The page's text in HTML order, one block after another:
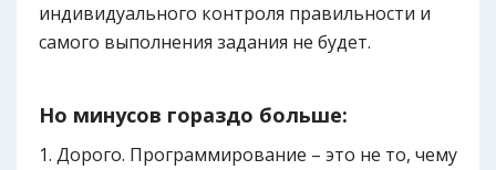
индивидуального контроля правильности и
самого выполнения задания не будет.
Но минусов гораздо больше:
Дорого. Программирование – это не то, чему